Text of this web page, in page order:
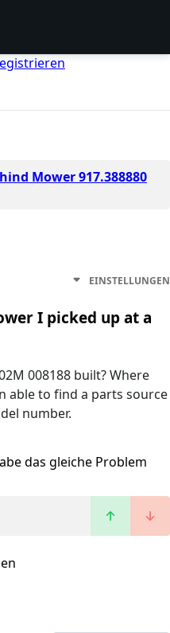
Mower 917.388880
EINSTELLUNGEN
I picked up at a
008188 built? Where
able to find a parts source
number.
das gleiche Problem